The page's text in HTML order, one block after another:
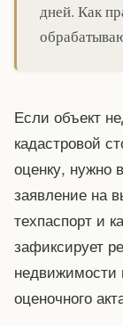
дней. Как
Если объект
кадастровой
оценку, нужно
заявление на
техпаспорт и
зафиксирует
недвижимости
оценочного